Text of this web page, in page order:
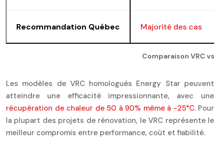
Comparaison VRC vs
Recommandation Québec Majorité des cas
Les modèles de VRC homologués Energy Star peuvent
atteindre une efficacité impressionnante, avec une
récupération de chaleur de 50 à 90% même à -25°C. Pour
la plupart des projets de rénovation, le VRC représente le
meilleur compromis entre performance, coût et fiabilité.